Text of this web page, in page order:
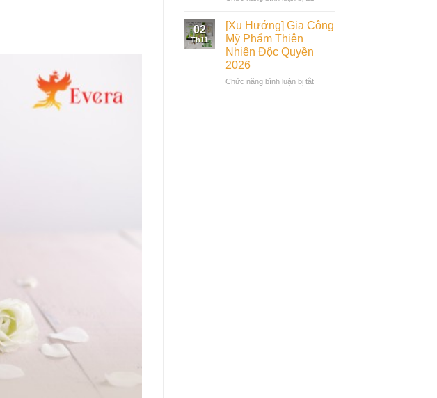
Sung
Thương
Ưu
Điểm
Công
Giặt
02
Th11
[Xu Hướng] Gia Công
Mỹ Phẩm Thiên
Nhiên Độc Quyền
2026
Chức năng bình luận bị tắtở